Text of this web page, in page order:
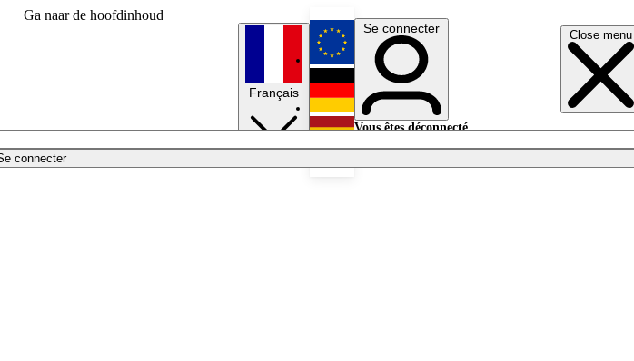
Ga naar de hoofdinhoud
Close menu
connecter
Français
English
Deutsch
Se connecter
Vous êtes déconnecté.